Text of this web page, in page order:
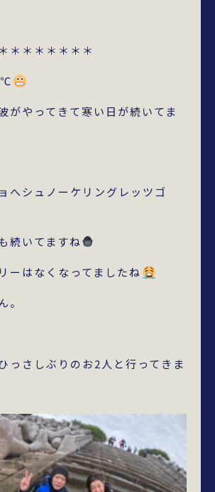
＊＊＊＊＊＊＊
がやってきて寒い日が続いてま
へシュノーケリングレッツゴ
続いてますね
ーはなくなってましたね
。
っさしぶりのお2人と行ってきま